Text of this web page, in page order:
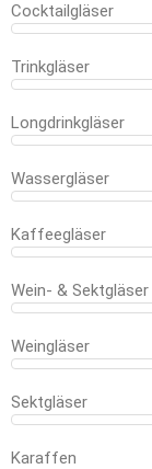
Cocktailgläser
Trinkgläser
Longdrinkgläser
Wassergläser
Kaffeegläser
Wein- & Sektgläser
Weingläser
Sektgläser
Karaffen